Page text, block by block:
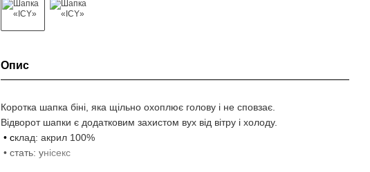
Опис
Коротка шапка біні, яка щільно охоплює голову і не сповзає.
Відворот шапки є додатковим захистом вух від вітру і холоду.
• склад: акрил 100%
• стать: унісекс